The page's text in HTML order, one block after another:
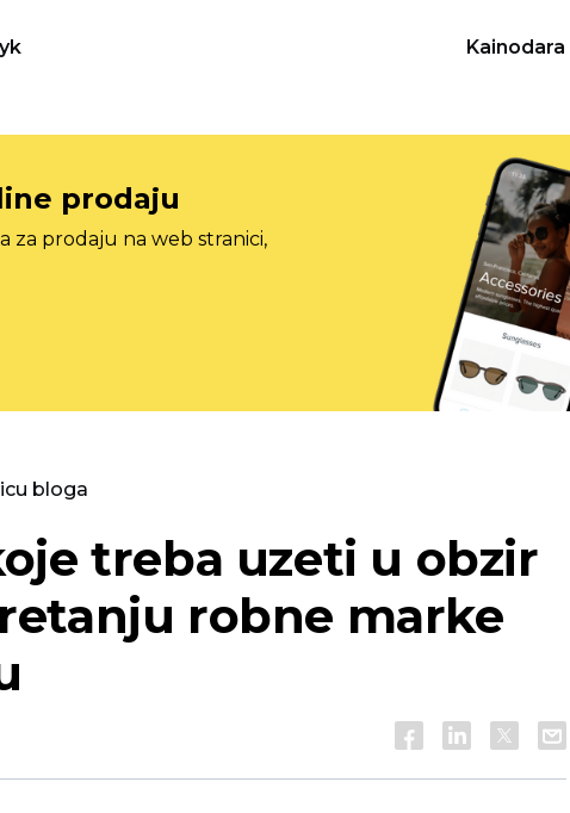
Kainodara
prodaju
prodaju na web stranici,
bloga
treba uzeti u obzir
robne marke